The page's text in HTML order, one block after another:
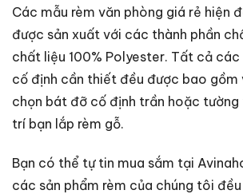
Các mẫu rèm văn phòng giá rẻ hiện
được sản xuất với các thành phần
chất liệu 100% Polyester. Tất cả
cố định cần thiết đều được bao gồm
chọn bát đỡ cố định trần hoặc
trí bạn lắp rèm gỗ.
Bạn có thể tự tin mua sắm tại
các sản phẩm rèm của chúng tôi